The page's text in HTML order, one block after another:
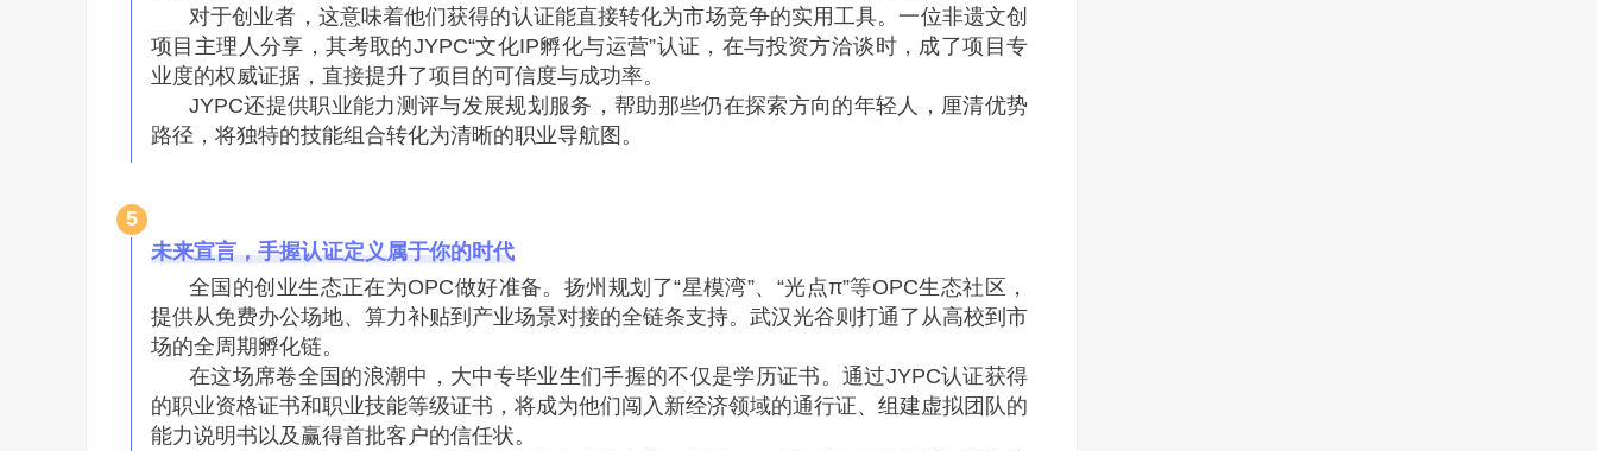
对于创业者，这意味着他们获得的认证能直接转化为市场竞争的实用工具。一位非遗文创
项目主理人分享，其考取的JYPC“文化IP孵化与运营”认证，在与投资方洽谈时，成了项目专
业度的权威证据，直接提升了项目的可信度与成功率。
JYPC还提供职业能力测评与发展规划服务，帮助那些仍在探索方向的年轻人，厘清优势
路径，将独特的技能组合转化为清晰的职业导航图。
5
未来宣言，手握认证定义属于你的时代
全国的创业生态正在为OPC做好准备。扬州规划了“星模湾”、“光点π”等OPC生态社区，
提供从免费办公场地、算力补贴到产业场景对接的全链条支持。武汉光谷则打通了从高校到市
场的全周期孵化链。
在这场席卷全国的浪潮中，大中专毕业生们手握的不仅是学历证书。通过JYPC认证获得
的职业资格证书和职业技能等级证书，将成为他们闯入新经济领域的通行证、组建虚拟团队的
能力说明书以及赢得首批客户的信任状。